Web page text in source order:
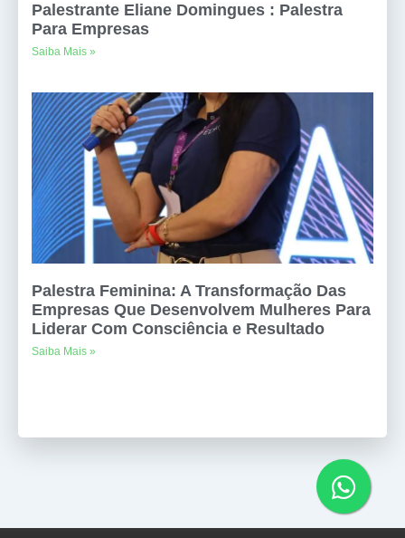
Palestrante Eliane Domingues : Palestra
Para Empresas
Saiba Mais »
Palestra Feminina: A Transformação Das
Empresas Que Desenvolvem Mulheres Para
Liderar Com Consciência e Resultado
Saiba Mais »